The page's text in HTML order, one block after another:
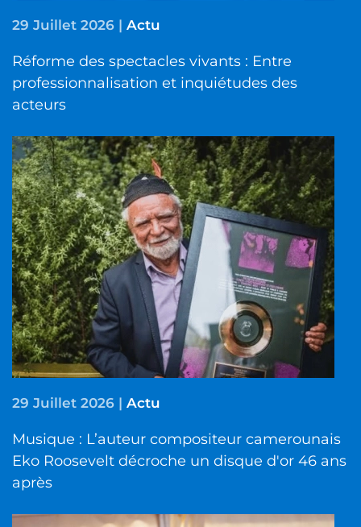
29 Juillet 2026 | Actu
Réforme des spectacles vivants : Entre
professionnalisation et inquiétudes des
acteurs
29 Juillet 2026 | Actu
Musique : L’auteur compositeur camerounais
Eko Roosevelt décroche un disque d'or 46 ans
après